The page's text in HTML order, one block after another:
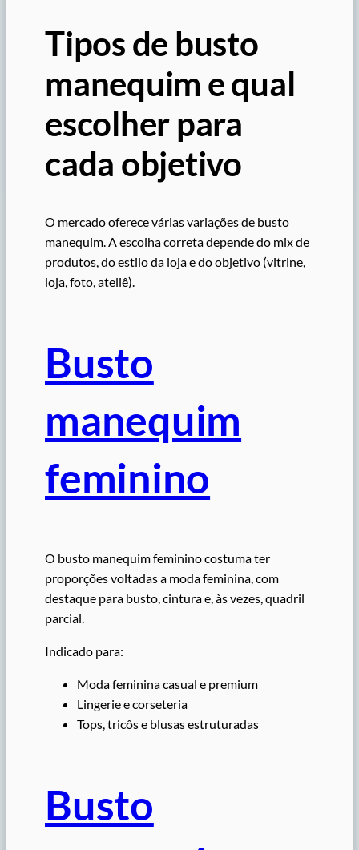
Tipos de busto
manequim e qual
escolher para
cada objetivo
O mercado oferece várias variações de busto
manequim. A escolha correta depende do mix de
produtos, do estilo da loja e do objetivo (vitrine,
loja, foto, ateliê).
Busto
manequim
feminino
O busto manequim feminino costuma ter
proporções voltadas a moda feminina, com
destaque para busto, cintura e, às vezes, quadril
parcial.
Indicado para:
Moda feminina casual e premium
Lingerie e corseteria
Tops, tricôs e blusas estruturadas
Busto